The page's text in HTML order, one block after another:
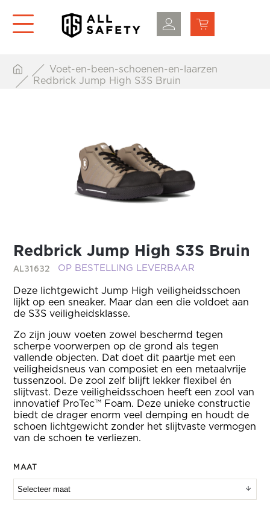
Voet-en-been-schoenen-en-laarzen
Redbrick Jump High S3S Bruin
Redbrick Jump High S3S Bruin
AL31632 OP BESTELLING LEVERBAAR
Deze lichtgewicht Jump High veiligheidsschoen
lijkt op een sneaker. Maar dan een die voldoet aan
de S3S veiligheidsklasse.
Zo zijn jouw voeten zowel beschermd tegen
scherpe voorwerpen op de grond als tegen
vallende objecten. Dat doet dit paartje met een
veiligheidsneus van composiet en een metaalvrije
tussenzool. De zool zelf blijft lekker flexibel én
slijtvast. Deze veiligheidsschoen heeft een zool van
innovatief ProTec™ Foam. Deze unieke constructie
biedt de drager enorm veel demping en houdt de
schoen lichtgewicht zonder het slijtvaste vermogen
van de schoen te verliezen.
MAAT